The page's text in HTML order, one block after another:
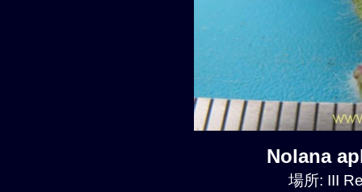
Nolana
場所: III